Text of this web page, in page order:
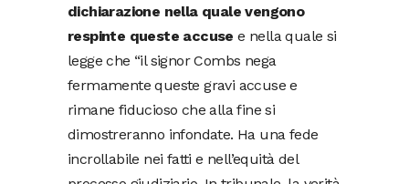
dichiarazione nella quale vengono
respinte queste accusee nella quale si
legge che “il signor Combs nega
fermamente queste gravi accuse e
rimane fiducioso che alla fine si
dimostreranno infondate. Ha una fede
incrollabile nei fatti e nell’equità del